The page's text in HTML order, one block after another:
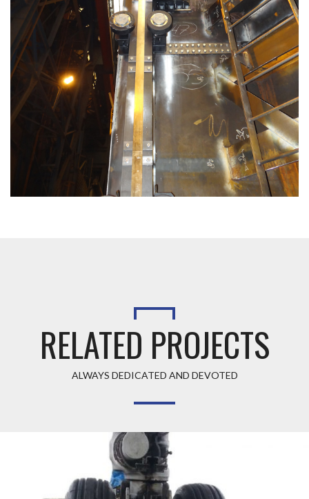
RELATED PROJECTS
ALWAYS DEDICATED AND DEVOTED